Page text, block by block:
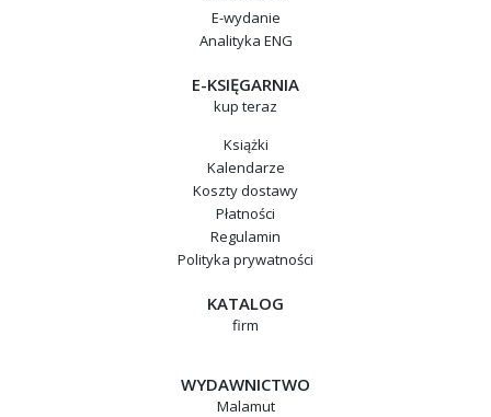
E-wydanie
Analityka ENG
E-KSIĘGARNIA
kup teraz
Książki
Kalendarze
Koszty dostawy
Płatności
Regulamin
Polityka prywatności
KATALOG
firm
WYDAWNICTWO
Malamut